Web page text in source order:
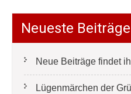
Neueste Beiträge
Neue Beiträge findet
Lügenmärchen der